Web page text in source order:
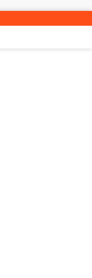
Adriansyah sebagai